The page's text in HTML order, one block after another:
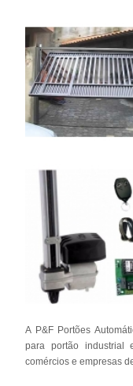
A P&F Portões
para portão industrial
comércios e empresas